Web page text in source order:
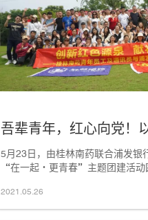
5月23日，由桂林南药联合浦发银
“在一起·更青春”主题团建活动
2021 .05.26